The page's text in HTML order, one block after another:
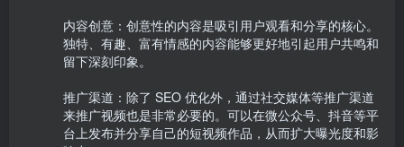
内容创意：创意性的内容是吸引用户观看和分享的核心。
独特、有趣、富有情感的内容能够更好地引起用户共鸣和
留下深刻印象。
推广渠道：除了 SEO 优化外，通过社交媒体等推广渠道
来推广视频也是非常必要的。可以在微公众号、抖音等平
台上发布并分享自己的短视频作品，从而扩大曝光度和影